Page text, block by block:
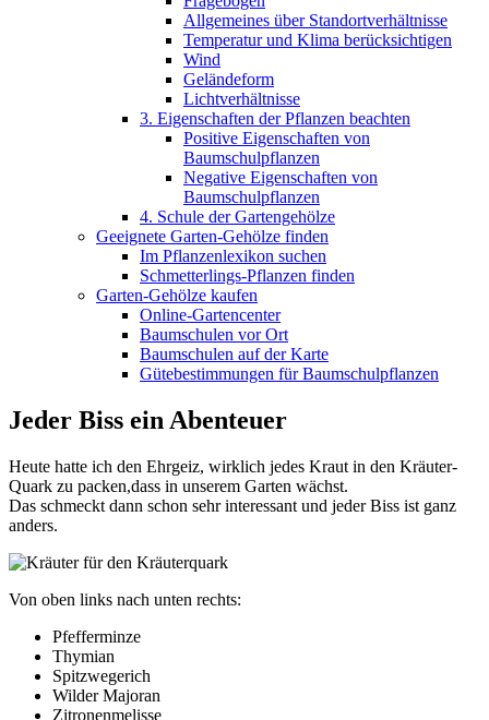
Allgemeines über Standortverhältnisse
Temperatur und Klima berücksichtigen
Wind
Geländeform
Lichtverhältnisse
3. Eigenschaften der Pflanzen beachten
Positive Eigenschaften von
Baumschulpflanzen
Negative Eigenschaften von
Baumschulpflanzen
4. Schule der Gartengehölze
Geeignete Garten-Gehölze finden
Im Pflanzenlexikon suchen
Schmetterlings-Pflanzen finden
Garten-Gehölze kaufen
Online-Gartencenter
Baumschulen vor Ort
Baumschulen auf der Karte
Gütebestimmungen für Baumschulpflanzen
Jeder Biss ein Abenteuer
Heute hatte ich den Ehrgeiz, wirklich jedes Kraut in den Kräuter-
Quark zu packen,dass in unserem Garten wächst.
Das schmeckt dann schon sehr interessant und jeder Biss ist ganz
anders.
Von oben links nach unten rechts:
Pfefferminze
Thymian
Spitzwegerich
Wilder Majoran
Zitronenmelisse